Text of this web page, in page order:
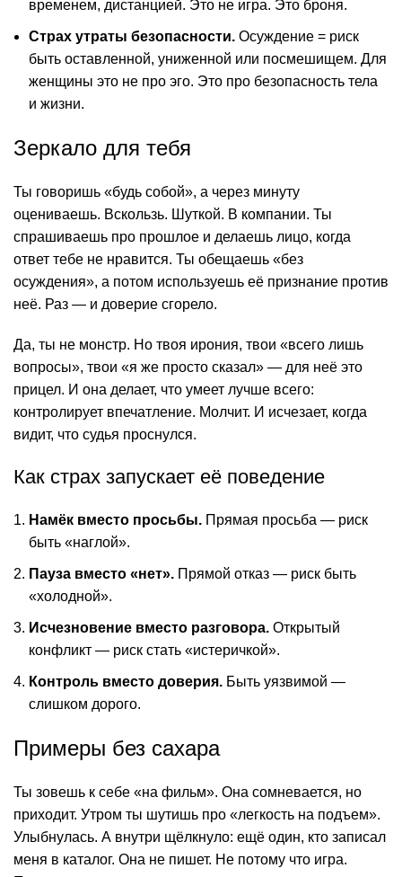
временем, дистанцией. Это не игра. Это броня.
Страх утраты безопасности. Осуждение = риск
быть оставленной, униженной или посмешищем. Для
женщины это не про эго. Это про безопасность тела
и жизни.
Зеркало для тебя
Ты говоришь «будь собой», а через минуту
оцениваешь. Вскользь. Шуткой. В компании. Ты
спрашиваешь про прошлое и делаешь лицо, когда
ответ тебе не нравится. Ты обещаешь «без
осуждения», а потом используешь её признание против
неё. Раз — и доверие сгорело.
Да, ты не монстр. Но твоя ирония, твои «всего лишь
вопросы», твои «я же просто сказал» — для неё это
прицел. И она делает, что умеет лучше всего:
контролирует впечатление. Молчит. И исчезает, когда
видит, что судья проснулся.
Как страх запускает её поведение
Намёк вместо просьбы. Прямая просьба — риск
быть «наглой».
Пауза вместо «нет». Прямой отказ — риск быть
«холодной».
Исчезновение вместо разговора. Открытый
конфликт — риск стать «истеричкой».
Контроль вместо доверия. Быть уязвимой —
слишком дорого.
Примеры без сахара
Ты зовешь к себе «на фильм». Она сомневается, но
приходит. Утром ты шутишь про «легкость на подъем».
Улыбнулась. А внутри щёлкнуло: ещё один, кто записал
меня в каталог. Она не пишет. Не потому что игра.